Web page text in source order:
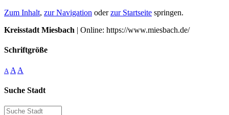
Zum Inhalt, zur Navigation oderzur Startseite springen.
Kreisstadt Miesbach | Online: https://www.miesbach.de/
Schriftgröße
A A A
Suche Stadt